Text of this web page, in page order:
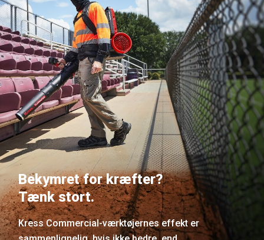
Bekymret for kræfter?
Tænk stort.
Kress Commercial-værktøjernes effekt er